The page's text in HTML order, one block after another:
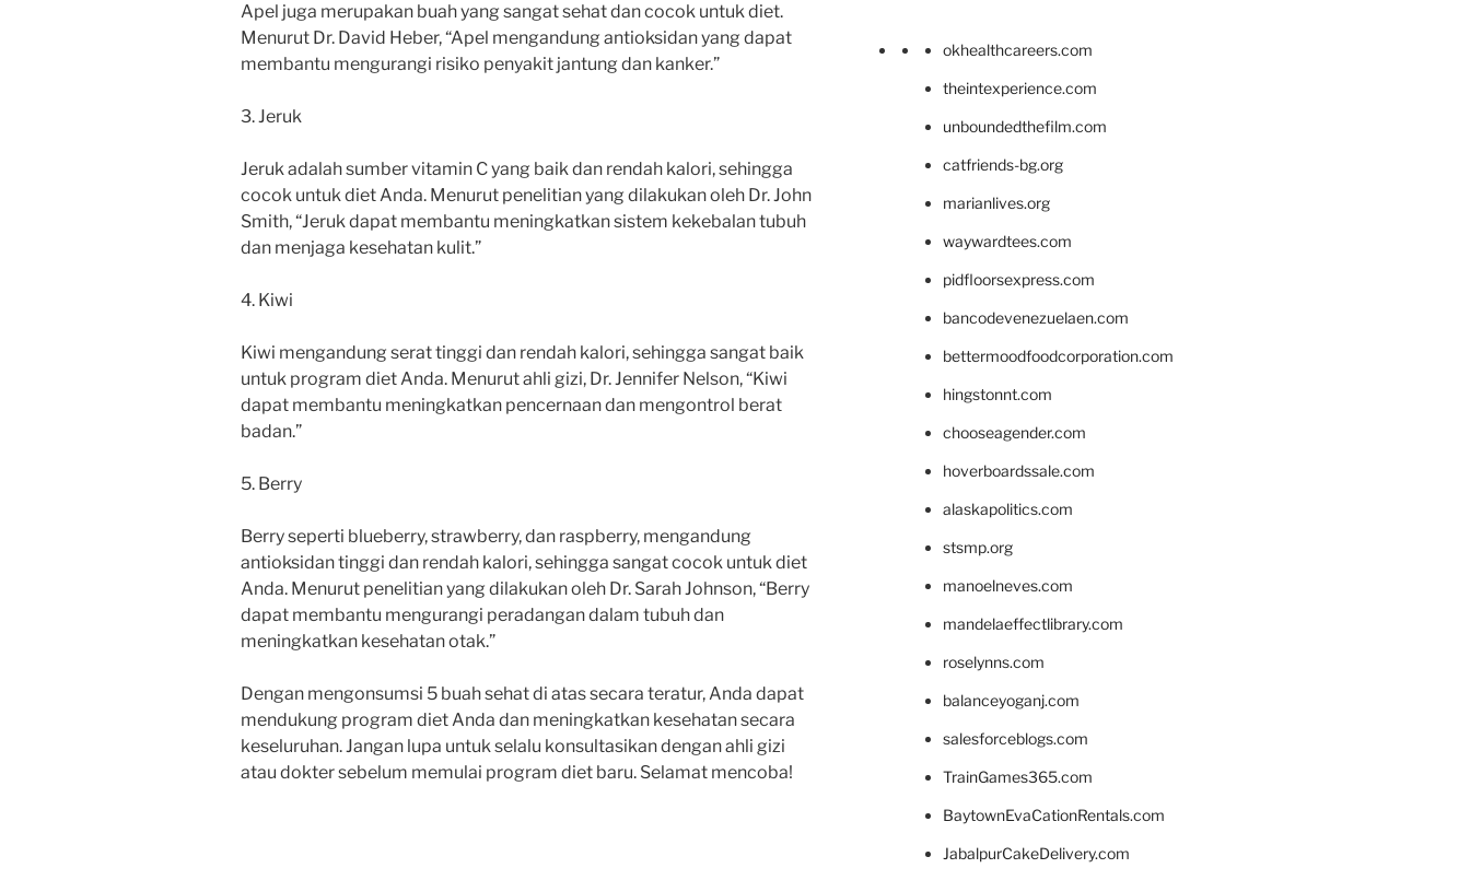
Apel juga merupakan buah yang sangat sehat dan cocok untuk diet.
Menurut Dr. David Heber, “Apel mengandung antioksidan yang dapat
membantu mengurangi risiko penyakit jantung dan kanker.”
3. Jeruk
Jeruk adalah sumber vitamin C yang baik dan rendah kalori, sehingga
cocok untuk diet Anda. Menurut penelitian yang dilakukan oleh Dr. John
Smith, “Jeruk dapat membantu meningkatkan sistem kekebalan tubuh
dan menjaga kesehatan kulit.”
4. Kiwi
Kiwi mengandung serat tinggi dan rendah kalori, sehingga sangat baik
untuk program diet Anda. Menurut ahli gizi, Dr. Jennifer Nelson, “Kiwi
dapat membantu meningkatkan pencernaan dan mengontrol berat
badan.”
5. Berry
Berry seperti blueberry, strawberry, dan raspberry, mengandung
antioksidan tinggi dan rendah kalori, sehingga sangat cocok untuk diet
Anda. Menurut penelitian yang dilakukan oleh Dr. Sarah Johnson, “Berry
dapat membantu mengurangi peradangan dalam tubuh dan
meningkatkan kesehatan otak.”
Dengan mengonsumsi 5 buah sehat di atas secara teratur, Anda dapat
mendukung program diet Anda dan meningkatkan kesehatan secara
keseluruhan. Jangan lupa untuk selalu konsultasikan dengan ahli gizi
atau dokter sebelum memulai program diet baru. Selamat mencoba!
okhealthcareers.com
theintexperience.com
unboundedthefilm.com
catfriends-bg.org
marianlives.org
waywardtees.com
pidfloorsexpress.com
bancodevenezuelaen.com
bettermoodfoodcorporation.com
hingstonnt.com
chooseagender.com
hoverboardssale.com
alaskapolitics.com
stsmp.org
manoelneves.com
mandelaeffectlibrary.com
roselynns.com
balanceyoganj.com
salesforceblogs.com
TrainGames365.com
BaytownEvaCationRentals.com
JabalpurCakeDelivery.com